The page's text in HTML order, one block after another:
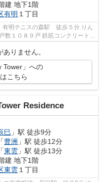
建 地下1階
有明 １丁目
りません。
Tower」への
こちら
Residence
巳 」駅 徒歩9分
「豊洲 」駅 徒歩12分
「東雲 」駅 徒歩13分
建 地下1階
東雲 １丁目